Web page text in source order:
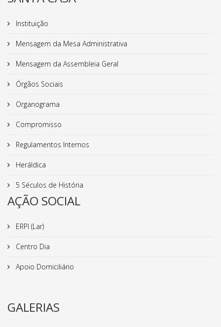
Instituição
Mensagem da Mesa Administrativa
Mensagem da Assembleia Geral
Órgãos Sociais
Organograma
Compromisso
Regulamentos Internos
Heráldica
5 Séculos de História
AÇÃO SOCIAL
ERPI (Lar)
Centro Dia
Apoio Domiciliário
GALERIAS